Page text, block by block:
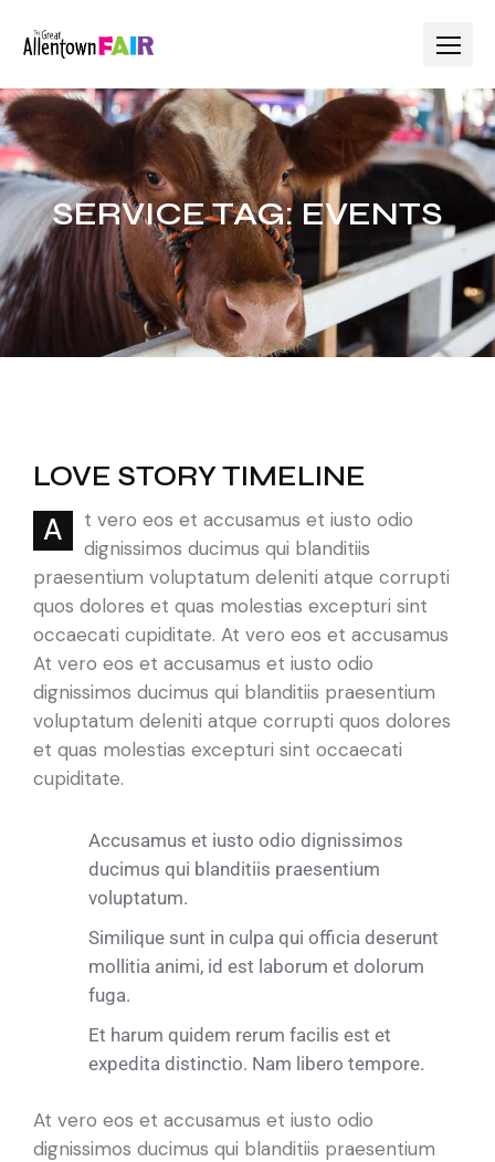
SERVICE TAG:EVENTS
LOVE STORY TIMELINE
A
t vero eos et accusamus et iusto odio
dignissimos ducimus qui blanditiis
praesentium voluptatum deleniti atque corrupti
quos dolores et quas molestias excepturi sint
occaecati cupiditate. At vero eos et accusamus
At vero eos et accusamus et iusto odio
dignissimos ducimus qui blanditiis praesentium
voluptatum deleniti atque corrupti quos dolores
et quas molestias excepturi sint occaecati
cupiditate.
Accusamus et iusto odio dignissimos
ducimus qui blanditiis praesentium
voluptatum.
Similique sunt in culpa qui officia deserunt
mollitia animi, id est laborum et dolorum
fuga.
Et harum quidem rerum facilis est et
expedita distinctio. Nam libero tempore.
At vero eos et accusamus et iusto odio
dignissimos ducimus qui blanditiis praesentium